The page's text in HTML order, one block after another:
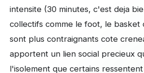
intensite (30 minutes, c'est deja
collectifs comme le foot, le basket
sont plus contraignants cote
apportent un lien social precieux
l'isolement que certains ressentent